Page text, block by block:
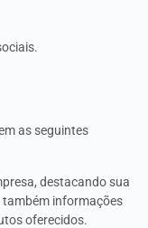
as seguintes
destacando sua
também informações
oferecidos.